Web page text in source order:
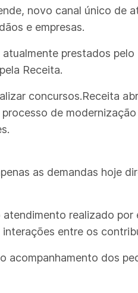
novo canal único de
e empresas.
prestados
Receita.
concursos.Receita
de
as demandas hoje
realizado
entre os
dos